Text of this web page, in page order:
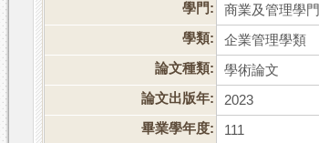
學門:
商業及管理學門
學類:
企業管理學類
論文種類:
學術論文
論文出版年:
2023
畢業學年度:
111